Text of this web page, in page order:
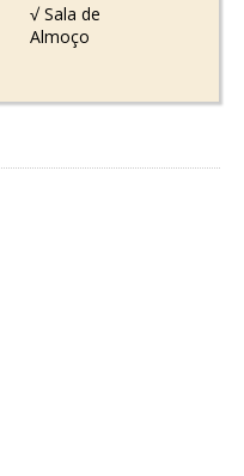
√ Sala de
Almoço